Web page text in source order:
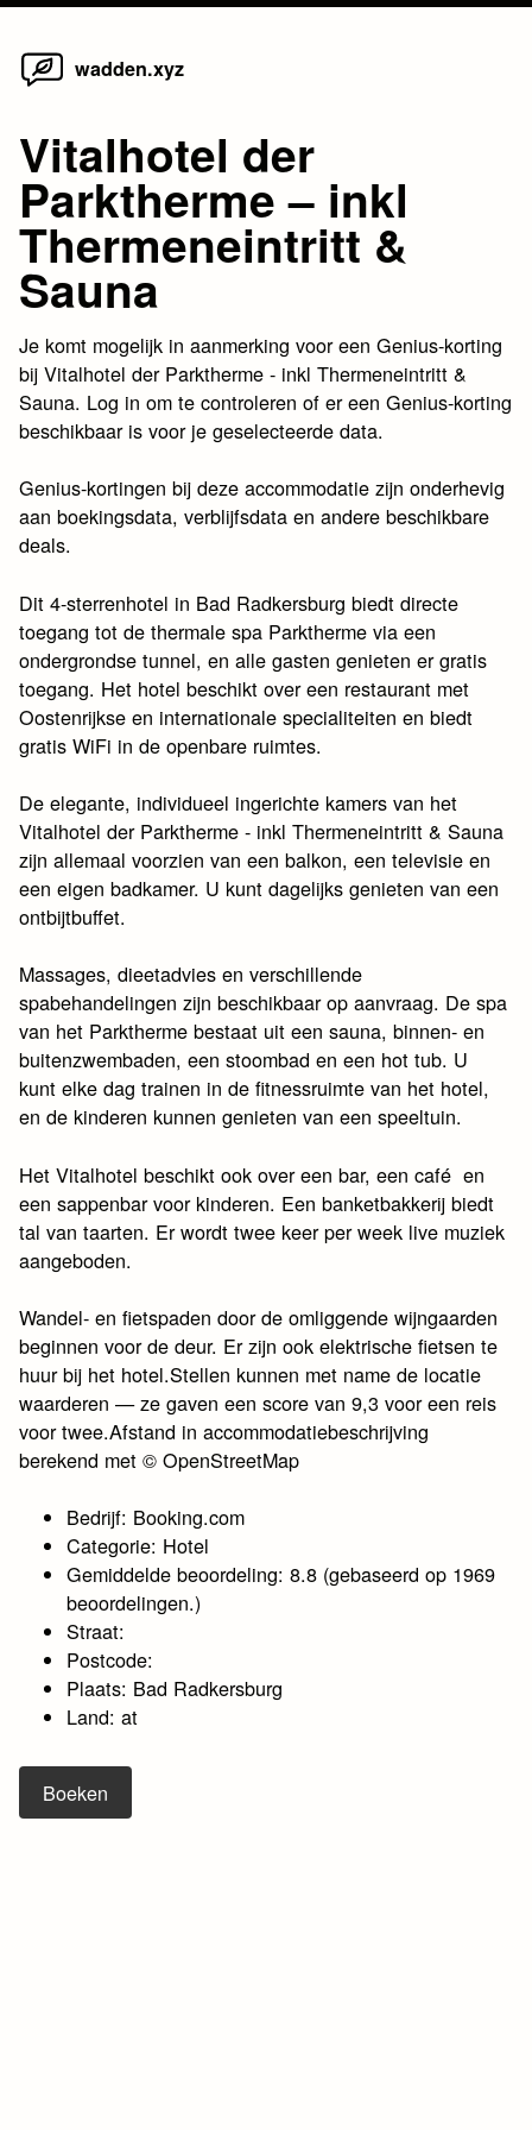
Skip
wadden.xyz
Vitalhotel der
Parktherme – inkl
Thermeneintritt &
Sauna
Je komt mogelijk in aanmerking voor een Genius-korting
bij Vitalhotel der Parktherme - inkl Thermeneintritt &
Sauna. Log in om te controleren of er een Genius-korting
beschikbaar is voor je geselecteerde data.
Genius-kortingen bij deze accommodatie zijn onderhevig
aan boekingsdata, verblijfsdata en andere beschikbare
deals.
Dit 4-sterrenhotel in Bad Radkersburg biedt directe
toegang tot de thermale spa Parktherme via een
ondergrondse tunnel, en alle gasten genieten er gratis
toegang. Het hotel beschikt over een restaurant met
Oostenrijkse en internationale specialiteiten en biedt
gratis WiFi in de openbare ruimtes.
De elegante, individueel ingerichte kamers van het
Vitalhotel der Parktherme - inkl Thermeneintritt & Sauna
zijn allemaal voorzien van een balkon, een televisie en
een eigen badkamer. U kunt dagelijks genieten van een
ontbijtbuffet.
Massages, dieetadvies en verschillende
spabehandelingen zijn beschikbaar op aanvraag. De spa
van het Parktherme bestaat uit een sauna, binnen- en
buitenzwembaden, een stoombad en een hot tub. U
kunt elke dag trainen in de fitnessruimte van het hotel,
en de kinderen kunnen genieten van een speeltuin.
Het Vitalhotel beschikt ook over een bar, een café en
een sappenbar voor kinderen. Een banketbakkerij biedt
tal van taarten. Er wordt twee keer per week live muziek
aangeboden.
Wandel- en fietspaden door de omliggende wijngaarden
beginnen voor de deur. Er zijn ook elektrische fietsen te
huur bij het hotel.Stellen kunnen met name de locatie
waarderen — ze gaven een score van 9,3 voor een reis
voor twee.Afstand in accommodatiebeschrijving
berekend met © OpenStreetMap
Bedrijf: Booking.com
Categorie: Hotel
Gemiddelde beoordeling: 8.8 (gebaseerd op 1969
beoordelingen.)
Straat:
Postcode:
Plaats: Bad Radkersburg
Land: at
Boeken